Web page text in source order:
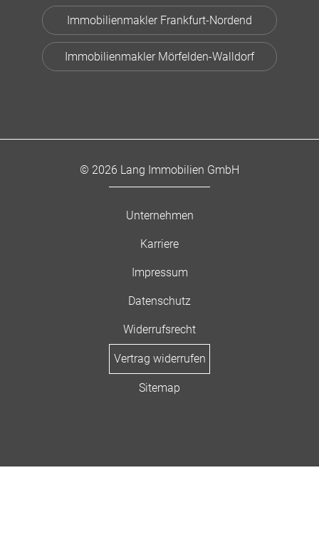
Immobilienmakler Frankfurt-Nordend
Immobilienmakler Mörfelden-Walldorf
© 2026 Lang Immobilien GmbH
Unternehmen
Karriere
Impressum
Datenschutz
Widerrufsrecht
Vertrag widerrufen
Sitemap